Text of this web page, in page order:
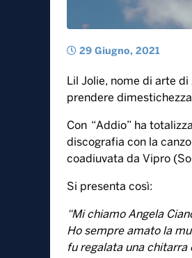
29 Giugno, 2021
Lil Jolie, nome di arte
prendere
Con “Addio” ha
discografia con la
coadiuvata da Vipro
Si presenta così:
“Mi chiamo Angela
Ho sempre amato la
fu regalata una chitarra